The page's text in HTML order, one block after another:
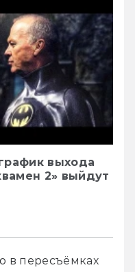
выхода
2» выйдут
в пересъёмках